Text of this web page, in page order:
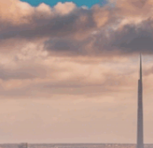
4 juillet 2025